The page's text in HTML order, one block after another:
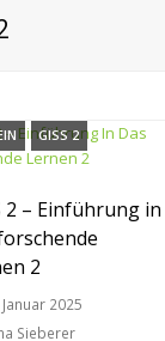
GISS 2
2 – Einführung in
2
2025
Sieberer